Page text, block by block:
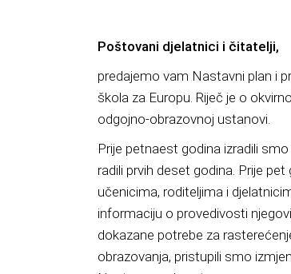
Poštovani djelatnici i čitatelji,
predajemo vam Nastavni plan i
škola za Europu. Riječ je o
odgojno-obrazovnoj ustanovi.
Prije petnaest godina izradili
radili prvih deset godina. Prije
učenicima, roditeljima i
informaciju o provedivosti
dokazane potrebe za
obrazovanja, pristupili smo